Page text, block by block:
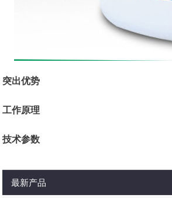
突出优势
工作原理
技术参数
最新产品